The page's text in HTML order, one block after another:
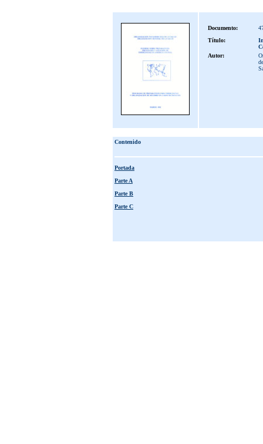
Documento:
Título:
Autor:
Contenido
Portada
Parte A
Parte B
Parte C